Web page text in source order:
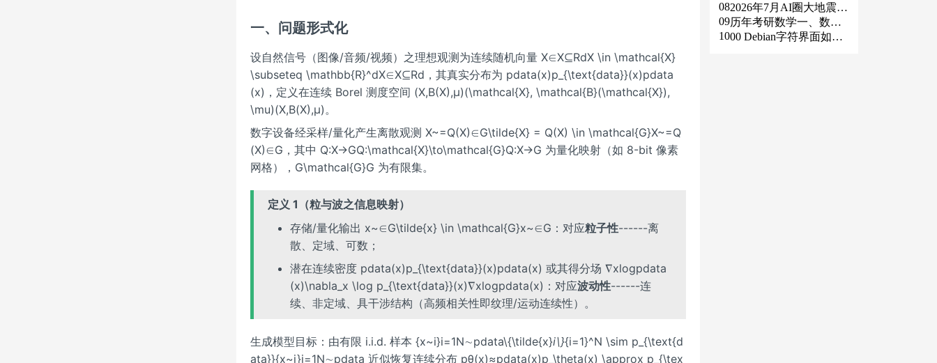
一、问题形式化
设自然信号（图像/音频/视频）之理想观测为连续随机向量 X∈X⊆RdX \in \mathcal{X}
\subseteq \mathbb{R}^dX∈X⊆Rd，其真实分布为 pdata(x)p_{\text{data}}(x)pdata
(x)，定义在连续 Borel 测度空间 (X,B(X),μ)(\mathcal{X}, \mathcal{B}(\mathcal{X}),
\mu)(X,B(X),μ)。
数字设备经采样/量化产生离散观测 X~=Q(X)∈G\tilde{X} = Q(X) \in \mathcal{G}X~=Q
(X)∈G，其中 Q:X→GQ:\mathcal{X}\to\mathcal{G}Q:X→G 为量化映射（如 8-bit 像素
网格），G\mathcal{G}G 为有限集。
定义 1（粒与波之信息映射）
存储/量化输出 x~∈G\tilde{x} \in \mathcal{G}x~∈G：对应粒子性------离
散、定域、可数；
潜在连续密度 pdata(x)p_{\text{data}}(x)pdata(x) 或其得分场 ∇xlog⁡pdata
(x)\nabla_x \log p_{\text{data}}(x)∇xlogpdata(x)：对应波动性------连
续、非定域、具干涉结构（高频相关性即纹理/运动连续性）。
生成模型目标：由有限 i.i.d. 样本 {x~i}i=1N∼pdata\{\tilde{x}i\}{i=1}^N \sim p_{\text{d
ata}}{x~i}i=1N∼pdata 近似恢复连续分布 pθ(x)≈pdata(x)p_\theta(x) \approx p_{\tex
DMXAPI 等）
星火、豆包谁更能打？
| MAC ）及设置微信不
更新
指南：文本、生图、生
视频，一套接口全免费
082026年7月AI圈大地震：
GPT-5.6被政府限制、Cl
aude入驻Slack、Anthrop
09历年考研数学一、数学
二、数学三真题试卷及
1000 Debian字符界面如何